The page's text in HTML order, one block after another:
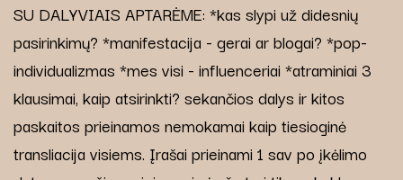
SU DALYVIAIS APTARĖME: *kas slypi už didesnių
pasirinkimų? *manifestacija - gerai ar blogai? *pop-
individualizmas *mes visi - influenceriai *atraminiai 3
klausimai, kaip atsirinkti? sekančios dalys ir kitos
paskaitos prieinamos nemokamai kaip tiesioginė
transliacija visiems. Įrašai prieinami 1 sav po įkėlimo